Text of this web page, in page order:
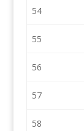
54
55
56
57
58